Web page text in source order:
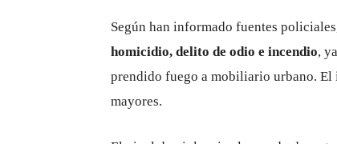
Según han informado fuentes
homicidio, delito de odio e incendio,
prendido fuego a mobiliario urbano.
mayores.